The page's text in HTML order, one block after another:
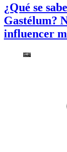
¿Qué se
Gastélum?
influencer